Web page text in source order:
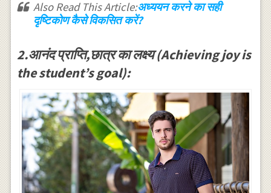
Also Read This Article:अध्ययन करने का सही
दृष्टिकोण कैसे विकसित करें?
2.आनंद प्राप्ति,छात्र का लक्ष्य (Achieving joy is
the student’s goal):